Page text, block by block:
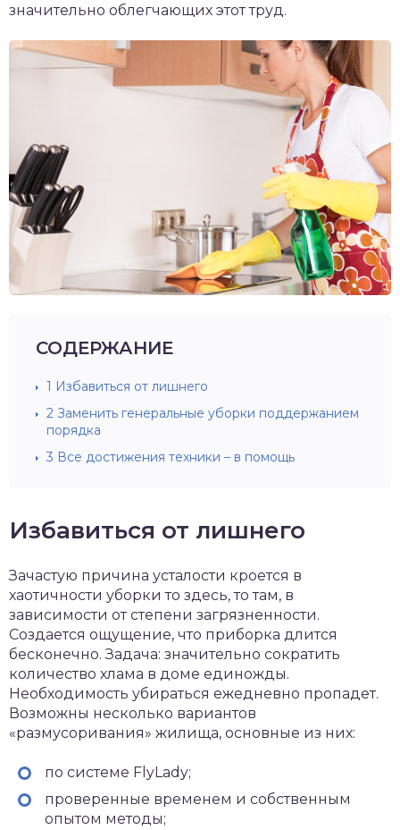
значительно облегчающих этот труд.
СОДЕРЖАНИЕ
1 Избавиться от лишнего
2 Заменить генеральные уборки поддержанием
порядка
3 Все достижения техники – в помощь
Избавиться от лишнего
Зачастую причина усталости кроется в
хаотичности уборки то здесь, то там, в
зависимости от степени загрязненности.
Создается ощущение, что приборка длится
бесконечно. Задача: значительно сократить
количество хлама в доме единожды.
Необходимость убираться ежедневно пропадет.
Возможны несколько вариантов
«размусоривания» жилища, основные из них:
по системе FlyLady;
проверенные временем и собственным
опытом методы;